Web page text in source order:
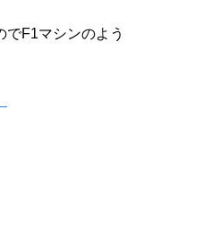
でF1マシンのよう